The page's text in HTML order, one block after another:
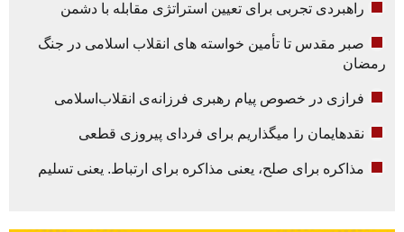
راهبردی تجربی برای تعیین استراتژی مقابله با دشمن
صبر مقدس تا تأمین خواسته های انقلاب اسلامی در جنگ
رمضان
فرازی در خصوص پیام رهبری فرزانه‌ی انقلاب‌اسلامی
نقدهایمان را میگذاریم برای فردای پیروزی قطعی
مذاکره برای صلح، یعنی مذاکره برای ارتباط. یعنی تسلیم